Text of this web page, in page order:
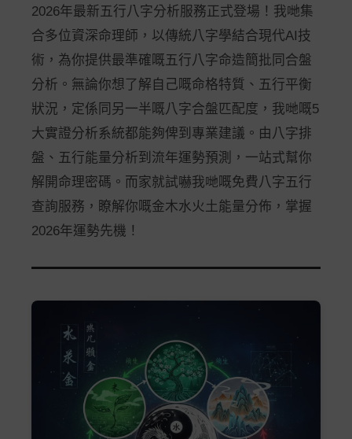
2026年最新五行八字分析服務正式登場！我哋集
合多位資深命理師，以傳統八字學結合現代AI技
術，為你提供最準確嘅五行八字命造簡批同合盤
分析。無論你想了解自己嘅命格特質、五行平衡
狀況，定係同另一半嘅八字合盤匹配度，我哋嘅5
大實證分析系統都能夠俾到專業建議。由八字排
盤、五行能量分析到流年運勢預測，一站式幫你
解開命理密碼。而家就試嚇我哋嘅免費八字五行
查詢服務，瞭解你嘅金木水火土能量分佈，掌握
2026年運勢先機！